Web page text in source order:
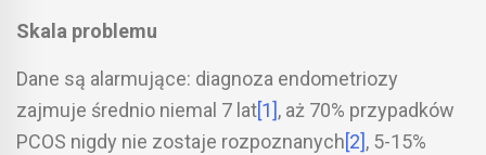
Skala problemu
Dane są alarmujące: diagnoza endometriozy
zajmuje średnio niemal 7 lat[1], aż 70% przypadków
PCOS nigdy nie zostaje rozpoznanych[2], 5-15%